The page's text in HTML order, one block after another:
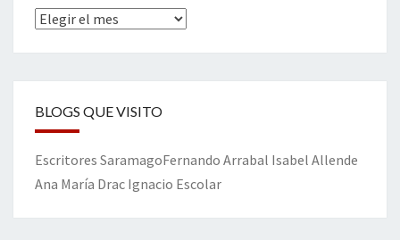
Archivos
BLOGS QUE VISITO
Escritores SaramagoFernando Arrabal Isabel Allende
Ana María Drac Ignacio Escolar